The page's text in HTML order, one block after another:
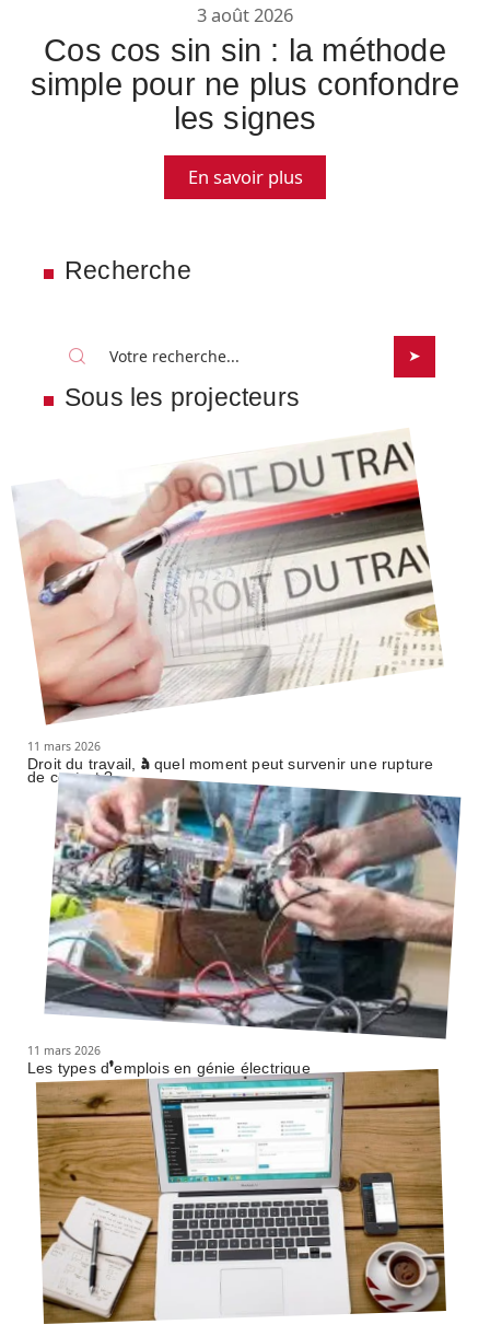
3 août 2026
Cos cos sin sin : la méthode
simple pour ne plus confondre
les signes
En savoir plus
Recherche
Sous les projecteurs
11 mars 2026
Droit du travail, à quel moment peut survenir une rupture
de contrat ?
11 mars 2026
Les types d’emplois en génie électrique